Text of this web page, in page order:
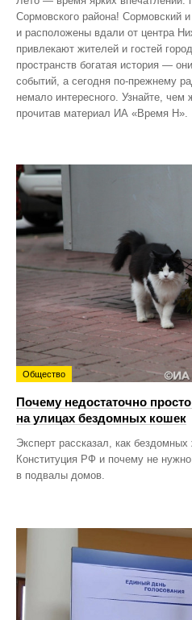
Сормовского района! Сормовский
и расположены вдали от центра
привлекают жителей и гостей
пространств богатая история —
событий, а сегодня по‑прежнему
немало интересного. Узнайте, чем
прочитав материал ИА «Время Н».
Общество
Почему недостаточно
на улицах бездомных кошек
Эксперт рассказал, как
Конституция РФ и почему не
в подвалы домов.